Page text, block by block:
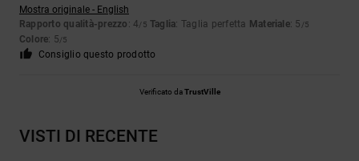
Mostra originale - English
Rapporto qualità-prezzo : 4/5 Taglia: Taglia perfetta Materiale: 5 /5
Colore: 5/5
Consiglio questo prodotto
Verificato daTrustVille
VISTI DI RECENTE